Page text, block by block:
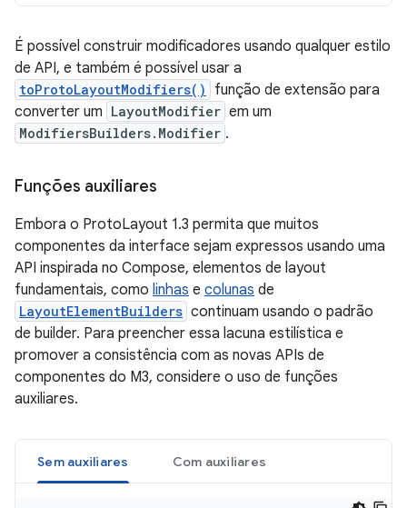
É possível construir modificadores usando qualquer estilo
de API, e também é possível usar a
toProtoLayoutModifiers()
função de extensão para
converter um LayoutModifier em um
ModifiersBuilders.Modifier .
Funções auxiliares
Embora o ProtoLayout 1.3 permita que muitos
componentes da interface sejam expressos usando uma
API inspirada no Compose, elementos de layout
fundamentais, como linhas e colunas de
LayoutElementBuilders continuam usando o padrão
de builder. Para preencher essa lacuna estilística e
promover a consistência com as novas APIs de
componentes do M3, considere o uso de funções
auxiliares.
Sem auxiliares Com auxiliares